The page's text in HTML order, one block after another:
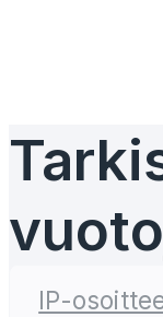
IP-